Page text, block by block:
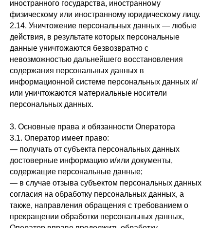
иностранного государства, иностранному
физическому или иностранному юридическому лицу.
2.14. Уничтожение персональных данных — любые
действия, в результате которых персональные
данные уничтожаются безвозвратно с
невозможностью дальнейшего восстановления
содержания персональных данных в
информационной системе персональных данных и/
или уничтожаются материальные носители
персональных данных.
3. Основные права и обязанности Оператора
3.1. Оператор имеет право:
— получать от субъекта персональных данных
достоверные информацию и/или документы,
содержащие персональные данные;
— в случае отзыва субъектом персональных данных
согласия на обработку персональных данных, а
также, направления обращения с требованием о
прекращении обработки персональных данных,